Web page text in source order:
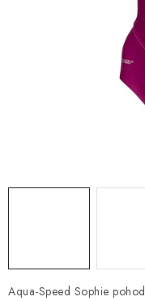
PODVODNÉ SKÚTRE
Aqua-Speed Sophie